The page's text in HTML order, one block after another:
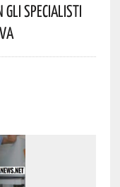
Specialisti